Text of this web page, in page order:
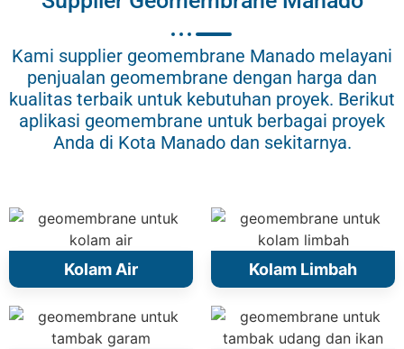
Kami supplier geomembrane Manado melayani
penjualan geomembrane dengan harga dan
kualitas terbaik untuk kebutuhan proyek. Berikut
aplikasi geomembrane untuk berbagai proyek
Anda di Kota Manado dan sekitarnya.
Kolam Air Kolam Limbah